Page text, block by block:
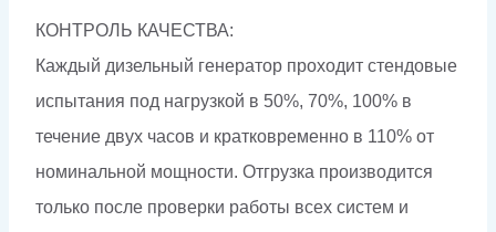
КОНТРОЛЬ КАЧЕСТВА:
Каждый дизельный генератор проходит стендовые
испытания под нагрузкой в 50%, 70%, 100% в
течение двух часов и кратковременно в 110% от
номинальной мощности. Отгрузка производится
только после проверки работы всех систем и